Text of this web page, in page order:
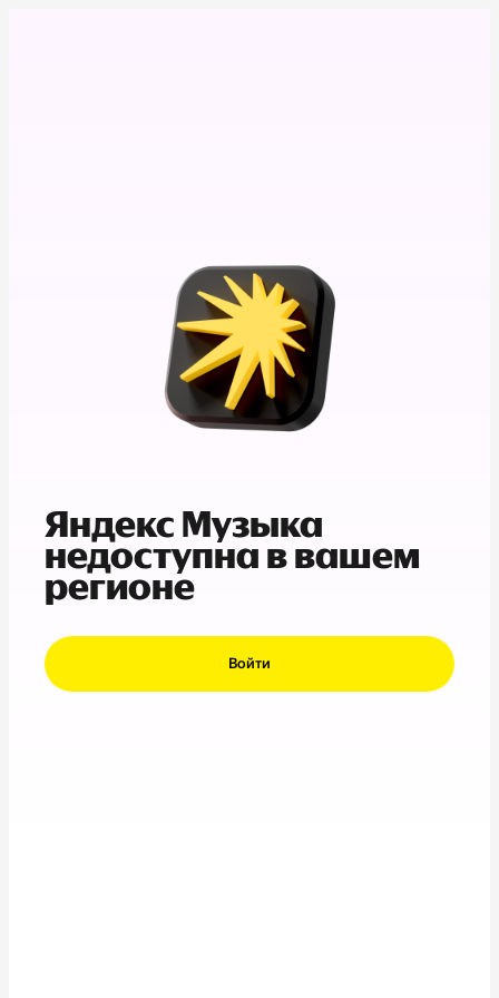
Яндекс Музыка
недоступна в вашем
регионе
Войти